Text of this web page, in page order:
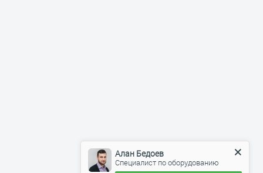
Алан Бедоев
Специалист по оборудованию